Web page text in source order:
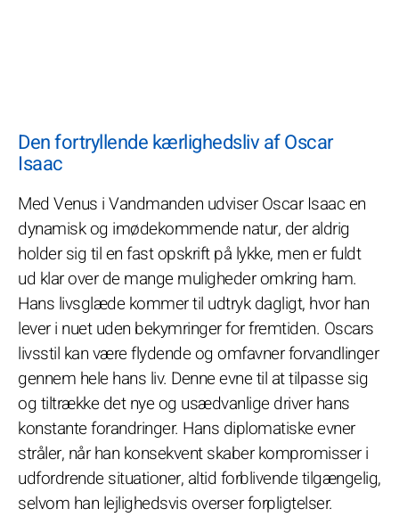
Den fortryllende kærlighedsliv af Oscar
Isaac
Med Venus i Vandmanden udviser Oscar Isaac en
dynamisk og imødekommende natur, der aldrig
holder sig til en fast opskrift på lykke, men er fuldt
ud klar over de mange muligheder omkring ham.
Hans livsglæde kommer til udtryk dagligt, hvor han
lever i nuet uden bekymringer for fremtiden. Oscars
livsstil kan være flydende og omfavner forvandlinger
gennem hele hans liv. Denne evne til at tilpasse sig
og tiltrække det nye og usædvanlige driver hans
konstante forandringer. Hans diplomatiske evner
stråler, når han konsekvent skaber kompromisser i
udfordrende situationer, altid forblivende tilgængelig,
selvom han lejlighedsvis overser forpligtelser.